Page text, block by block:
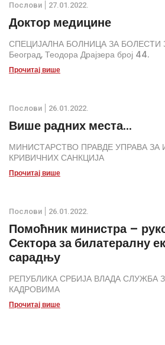
Послови 27.01.2022.
Доктор медицине
СПЕЦИЈАЛНА БОЛНИЦА ЗА БОЛЕСТИ
Београд, Теодора Драјзера број 44.
Прочитај више
Послови 26.01.2022.
Више радних места...
МИНИСТАРСТВО ПРАВДЕ УПРАВА
КРИВИЧНИХ САНКЦИЈА
Прочитај више
Послови 26.01.2022.
Помоћник министра –
Сектора за билатералну
сарадњу
РЕПУБЛИКА СРБИЈА ВЛАДА СЛУЖБА
КАДРОВИМА
Прочитај више